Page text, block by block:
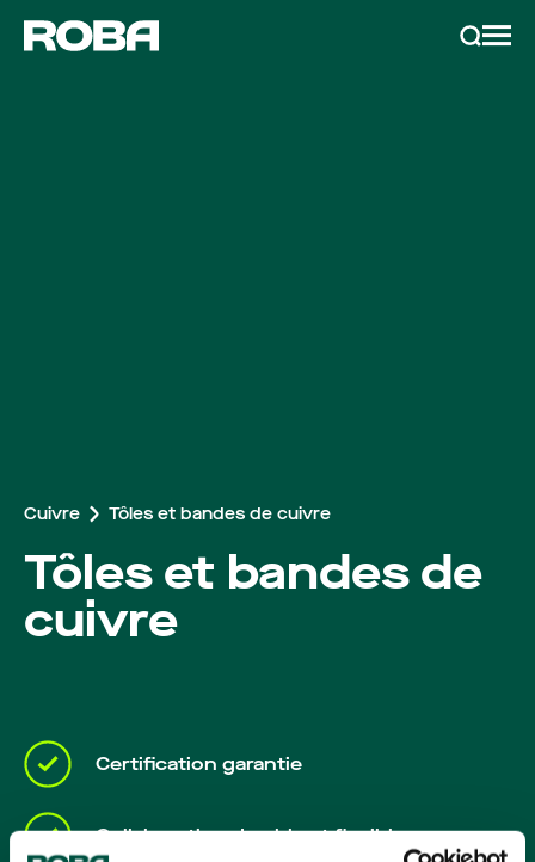
Cuivre Tôles et bandes de cuivre
Tôles et bandes de
cuivre
Certification garantie
Collaboration durable et flexible